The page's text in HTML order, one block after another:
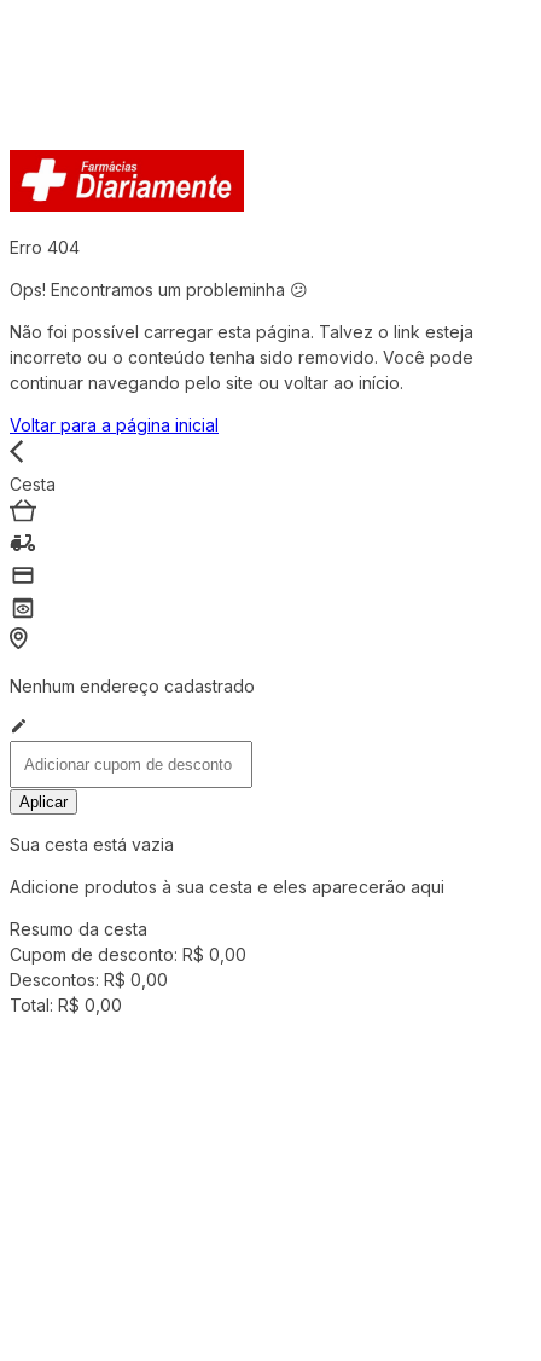
Erro 404
Ops! Encontramos um probleminha 😕
Não foi possível carregar esta página. Talvez o link esteja
incorreto ou o conteúdo tenha sido removido. Você pode
continuar navegando pelo site ou voltar ao início.
Voltar para a página inicial
Cesta
Nenhum endereço cadastrado
Aplicar
Sua cesta está vazia
Adicione produtos à sua cesta e eles aparecerão aqui
Resumo da cesta
Cupom de desconto: R$ 0,00
Descontos: R$ 0,00
Total: R$ 0,00